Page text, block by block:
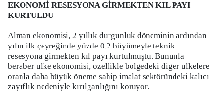
EKONOMİ RESESYONA GİRMEKTEN KIL PAYI
KURTULDU
Alman ekonomisi, 2 yıllık durgunluk döneminin ardından
yılın ilk çeyreğinde yüzde 0,2 büyümeyle teknik
resesyona girmekten kıl payı kurtulmuştu. Bununla
beraber ülke ekonomisi, özellikle bölgedeki diğer ülkelere
oranla daha büyük öneme sahip imalat sektöründeki kalıcı
zayıflık nedeniyle kırılganlığını koruyor.